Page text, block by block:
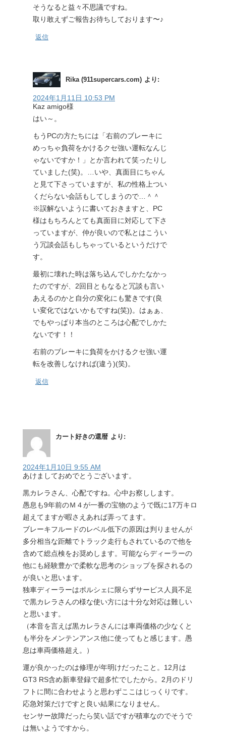
そうなると益々不思議ですね。
取り敢えずご報告お待ちしております〜♪
返信
Rika (911supercars.com) より:
2024年1月11日 10:53 PM
Kaz amigo様
はい～。
もうPCの方たちには「右前のブレーキに
めっちゃ負荷をかけるクセ強い運転なんじ
ゃないですか！」とか言われて笑ったりし
ていました(笑)。…いや、真面目にちゃん
と見て下さっていますが、私の性格上つい
くだらない会話もしてしまうので…＾＾
※誤解ないように書いておきますと、PC
様はもちろんとても真面目に対応して下さ
っていますが、仲が良いので私とはこうい
う冗談会話もしちゃっているというだけで
す。
最初に壊れた時は落ち込んでしかたなかっ
たのですが、2回目ともなると冗談も言い
あえるのかと自分の変化にも驚きです(良
い変化ではないかもですね(笑))。はぁぁ、
でもやっぱり本当のところは心配でしかた
ないです！！
右前のブレーキに負荷をかけるクセ強い運
転を改善しなければ(違う)(笑)。
返信
カート好きの還暦 より:
2024年1月10日 9:55 AM
あけましておめでとうございます。
黒カレラさん、心配ですね。心中お察しします。
愚息も9年前のＭ４が一番の宝物のようで既に17万キロ
超えてますが暇さえあれば弄ってます。
ブレーキフルードのレベル低下の原因は判りませんが
多分相当な距離でトラック走行もされているので他を
含めて総点検をお奨めします。可能ならディーラーの
他にも経験豊かで柔軟な思考のショップを探されるの
が良いと思います。
独車ディーラーはポルシェに限らずサービス人員不足
で黒カレラさんの様な使い方には十分な対応は難しい
と思います。
（本音を言えば黒カレラさんには車両価格の少なくと
も半分をメンテンアンス他に使ってもと感じます。愚
息は車両価格超え。）
運が良かったのは修理が年明けだったこと。12月は
GT3 RS含め新車登録で超多忙でしたから。2月のドリ
フトに間に合わせようと思わずここはじっくりです。
応急対策だけですと良い結果になりません。
センサー故障だったら笑い話ですが積車なのでそうで
は無いようですから。